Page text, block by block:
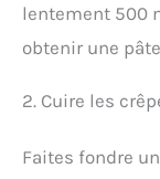
lentement 500
obtenir une
2. Cuire les
Faites fondre